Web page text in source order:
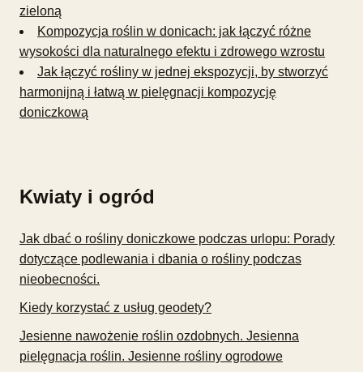
zieloną
Kompozycja roślin w donicach: jak łączyć różne
wysokości dla naturalnego efektu i zdrowego wzrostu
Jak łączyć rośliny w jednej ekspozycji, by stworzyć
harmonijną i łatwą w pielęgnacji kompozycję
doniczkową
Kwiaty i ogród
Jak dbać o rośliny doniczkowe podczas urlopu: Porady
dotyczące podlewania i dbania o rośliny podczas
nieobecności.
Kiedy korzystać z usług geodety?
Jesienne nawożenie roślin ozdobnych. Jesienna
pielęgnacja roślin. Jesienne rośliny ogrodowe